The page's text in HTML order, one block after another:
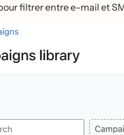
filtrer entre e-mail et